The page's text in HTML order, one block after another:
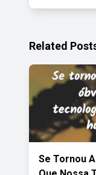
Related
Se Tornou